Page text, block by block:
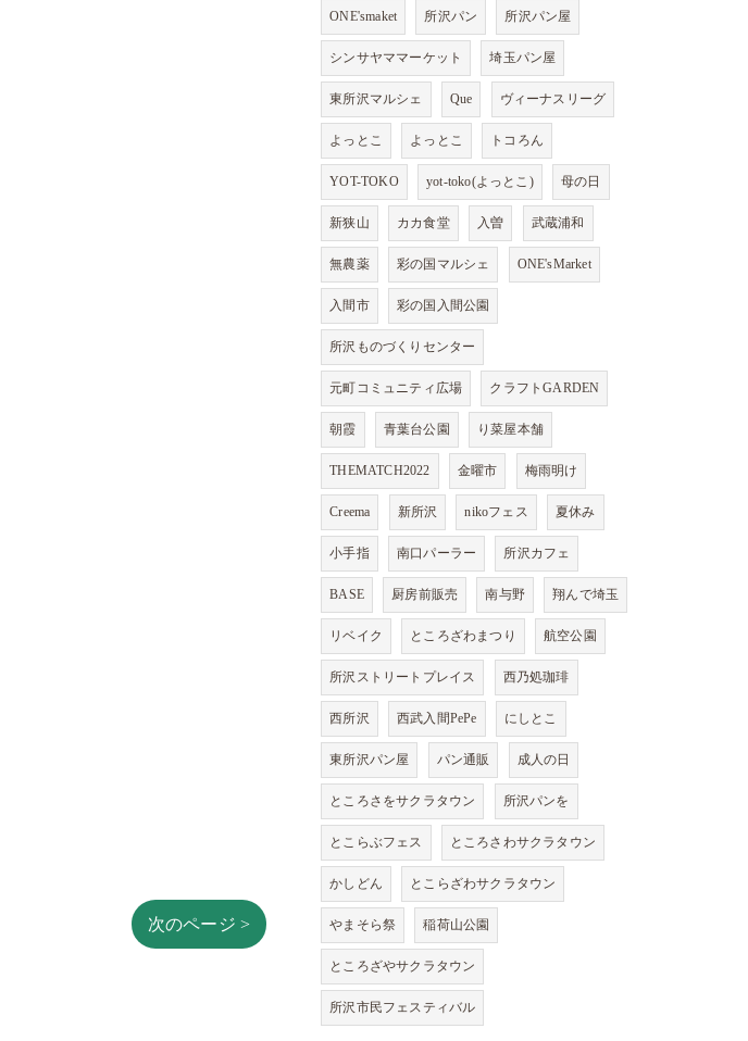
次のページ >
ONE'smaket 所沢パン 所沢パン屋
シンサヤママーケット 埼玉パン屋
東所沢マルシェ Que ヴィーナスリーグ
よっとこ よっとこ トコろん
YOT-TOKO yot-toko(よっとこ) 母の日
新狭山 カカ食堂 入曽 武蔵浦和
無農薬 彩の国マルシェ ONE'sMarket
入間市 彩の国入間公園
所沢ものづくりセンター
元町コミュニティ広場 クラフトGARDEN
朝霞 青葉台公園 り菜屋本舗
THEMATCH2022 金曜市 梅雨明け
Creema 新所沢 nikoフェス 夏休み
小手指 南口パーラー 所沢カフェ
BASE 厨房前販売 南与野 翔んで埼玉
リベイク ところざわまつり 航空公園
所沢ストリートプレイス 西乃処珈琲
西所沢 西武入間PePe にしとこ
東所沢パン屋 パン通販 成人の日
ところさをサクラタウン 所沢パンを
とこらぶフェス ところさわサクラタウン
かしどん とこらざわサクラタウン
やまそら祭 稲荷山公園
ところざやサクラタウン
所沢市民フェスティバル